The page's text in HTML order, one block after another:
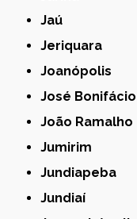
Jaú
Jeriquara
Joanópolis
José Bonifácio
João Ramalho
Jumirim
Jundiapeba
Jundiaí